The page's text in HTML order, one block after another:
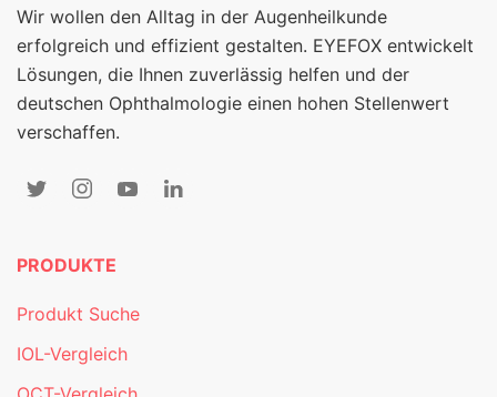
Wir wollen den Alltag in der Augenheilkunde
erfolgreich und effizient gestalten. EYEFOX entwickelt
Lösungen, die Ihnen zuverlässig helfen und der
deutschen Ophthalmologie einen hohen Stellenwert
verschaffen.
PRODUKTE
Produkt Suche
IOL-Vergleich